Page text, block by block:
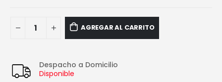
AGREGAR AL CARRITO
Despacho a Domicilio
Disponible